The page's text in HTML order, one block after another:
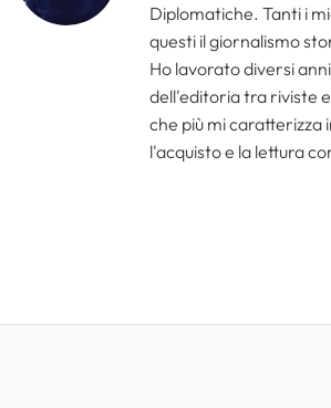
Diplomatiche. Tanti i
questi il giornalismo
Ho lavorato diversi
dell'editoria tra riviste
che più mi caratterizza
l'acquisto e la lettura